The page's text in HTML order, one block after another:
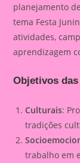
planejamento
tema Festa
atividades,
aprendizagem
Objetivos
Culturais:
tradições
trabalho em